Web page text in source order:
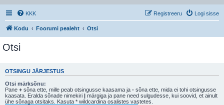
KKK Logi sisse
Registreeru
Kodu Foorumi pealeht Otsi
Otsi
OTSINGU JÄRJESTUS
Otsi märksõnu:
Pane + sõna ette, mille peab otsingusse kaasama ja - sõna ette, mida ei tohi otsingusse
kaasata. Eralda sõnade nimekiri | märgiga ja pane need sulgudesse, kui soovid, et ainult
ühe sõnaga otsitaks. Kasuta * wildcardina osalistes vastetes.